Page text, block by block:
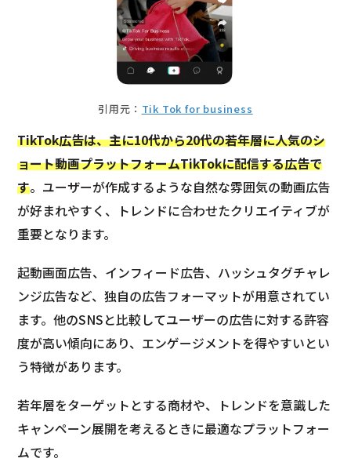
引用元： Tik Tok for business
TikTok広告は、主に10代から20代の若年層に人気のシ
ョート動画プラットフォームTikTokに配信する広告で
す。ユーザーが作成するような自然な雰囲気の動画広告
が好まれやすく、トレンドに合わせたクリエイティブが
重要となります。
起動画面広告、インフィード広告、ハッシュタグチャレ
ンジ広告など、独自の広告フォーマットが用意されてい
ます。他のSNSと比較してユーザーの広告に対する許容
度が高い傾向にあり、エンゲージメントを得やすいとい
う特徴があります。
若年層をターゲットとする商材や、トレンドを意識した
キャンペーン展開を考えるときに最適なプラットフォー
ムです。